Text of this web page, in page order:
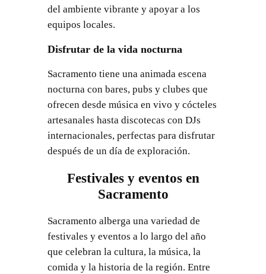
del ambiente vibrante y apoyar a los
equipos locales.
Disfrutar de la vida nocturna
Sacramento tiene una animada escena
nocturna con bares, pubs y clubes que
ofrecen desde música en vivo y cócteles
artesanales hasta discotecas con DJs
internacionales, perfectas para disfrutar
después de un día de exploración.
Festivales y eventos en
Sacramento
Sacramento alberga una variedad de
festivales y eventos a lo largo del año
que celebran la cultura, la música, la
comida y la historia de la región. Entre